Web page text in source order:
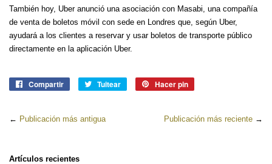
También hoy, Uber anunció una asociación con Masabi, una compañía
de venta de boletos móvil con sede en Londres que, según Uber,
ayudará a los clientes a reservar y usar boletos de transporte público
directamente en la aplicación Uber.
Compartir
CompartirTuitear
Tuitear Hacer pin
← Publicación más antigua Publicación más reciente →
Artículos recientes